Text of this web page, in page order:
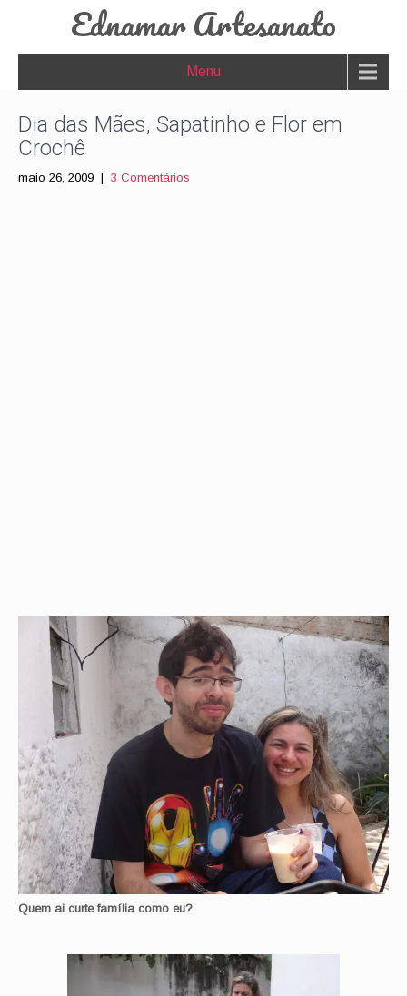
Ednamar Artesanato
Menu
Dia das Mães, Sapatinho e Flor em
Crochê
maio 26, 2009 | 3 Comentários
Quem ai curte família como eu?